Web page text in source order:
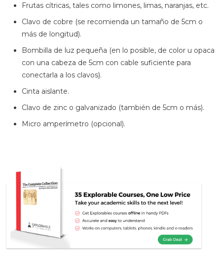
Frutas cítricas, tales como limones, limas, naranjas, etc.
Clavo de cobre (se recomienda un tamaño de 5cm o
más de longitud).
Bombilla de luz pequeña (en lo posible, de color u opaca
con una cabeza de 5cm con cable suficiente para
conectarla a los clavos).
Cinta aislante.
Clavo de zinc o galvanizado (también de 5cm o más).
Micro amperímetro (opcional).